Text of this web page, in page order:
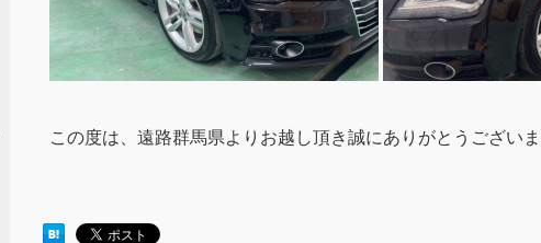
この度は、遠路群馬県よりお越し頂き誠にありがとうござい